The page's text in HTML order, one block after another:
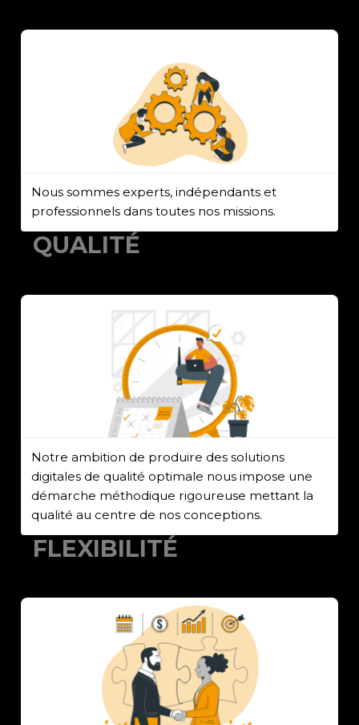
Nous sommes experts, indépendants et
professionnels dans toutes nos missions.
QUALITÉ
Notre ambition de produire des solutions
digitales de qualité optimale nous impose une
démarche méthodique rigoureuse mettant la
qualité au centre de nos conceptions.
FLEXIBILITÉ